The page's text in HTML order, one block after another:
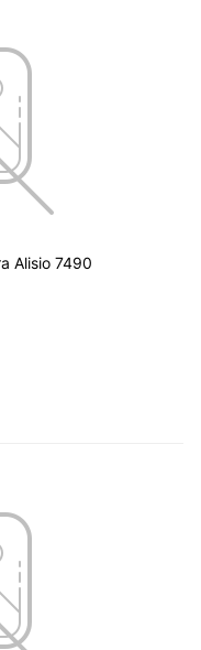
Alisio 7490